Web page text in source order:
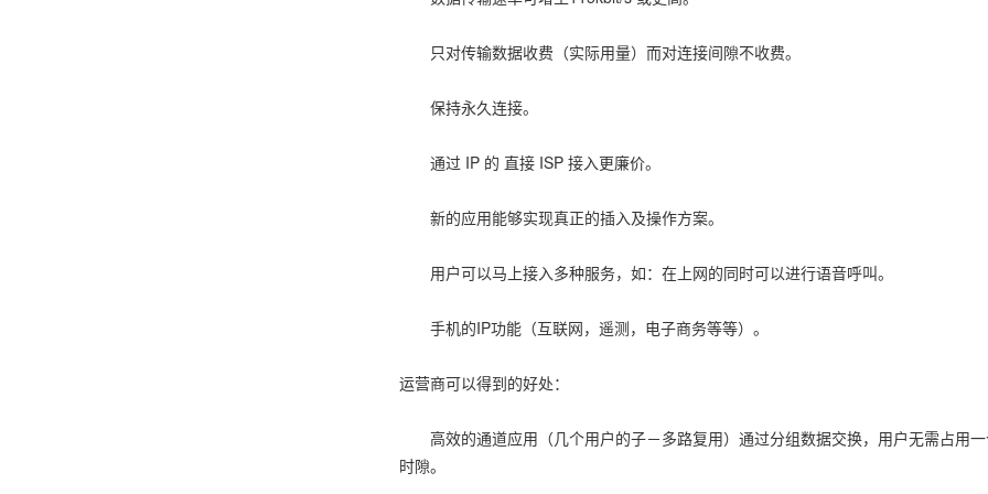
只对传输数据收费（实际用量）而对连接间隙不收费。
保持永久连接。
通过 IP 的 直接 ISP 接入更廉价。
新的应用能够实现真正的插入及操作方案。
用户可以马上接入多种服务，如：在上网的同时可以进行语音呼叫。
手机的IP功能（互联网，遥测，电子商务等等）。
运营商可以得到的好处：
高效的通道应用（几个用户的子－多路复用）通过分组数据交换，用户无需占用
时隙。